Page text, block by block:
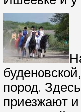
пород.
приезжают и